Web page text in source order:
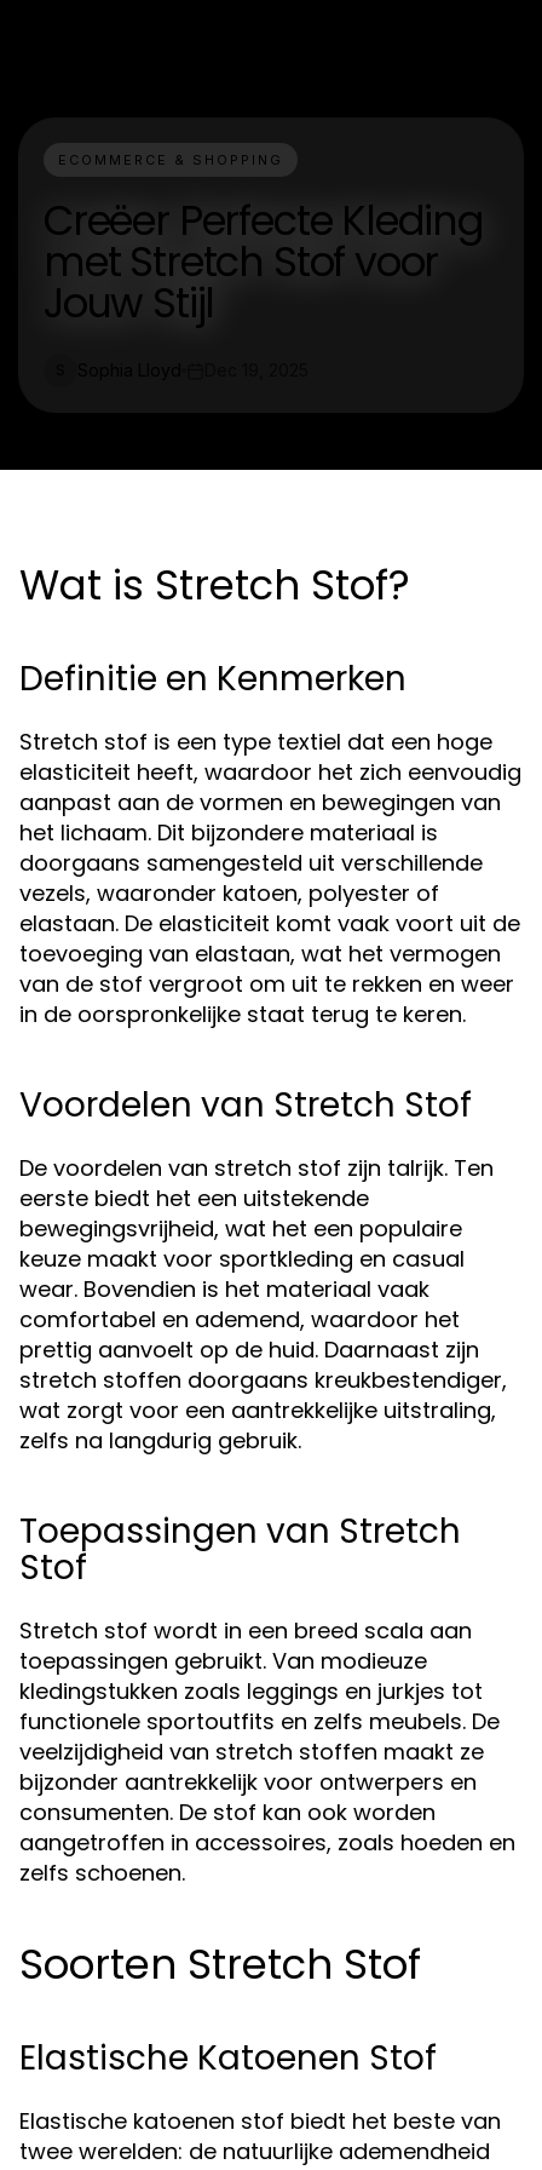
ECOMMERCE & SHOPPING
Creëer Perfecte Kleding
met Stretch Stof voor
Jouw Stijl
Wat is Stretch Stof?
Definitie en Kenmerken
Stretch stof is een type textiel dat een hoge
elasticiteit heeft, waardoor het zich eenvoudig
aanpast aan de vormen en bewegingen van
het lichaam. Dit bijzondere materiaal is
doorgaans samengesteld uit verschillende
vezels, waaronder katoen, polyester of
elastaan. De elasticiteit komt vaak voort uit de
toevoeging van elastaan, wat het vermogen
van de stof vergroot om uit te rekken en weer
in de oorspronkelijke staat terug te keren.
Voordelen van Stretch Stof
De voordelen van stretch stof zijn talrijk. Ten
eerste biedt het een uitstekende
bewegingsvrijheid, wat het een populaire
keuze maakt voor sportkleding en casual
wear. Bovendien is het materiaal vaak
comfortabel en ademend, waardoor het
prettig aanvoelt op de huid. Daarnaast zijn
stretch stoffen doorgaans kreukbestendiger,
wat zorgt voor een aantrekkelijke uitstraling,
zelfs na langdurig gebruik.
Toepassingen van Stretch
Stof
Stretch stof wordt in een breed scala aan
toepassingen gebruikt. Van modieuze
kledingstukken zoals leggings en jurkjes tot
functionele sportoutfits en zelfs meubels. De
veelzijdigheid van stretch stoffen maakt ze
bijzonder aantrekkelijk voor ontwerpers en
consumenten. De stof kan ook worden
aangetroffen in accessoires, zoals hoeden en
zelfs schoenen.
Soorten Stretch Stof
Elastische Katoenen Stof
Elastische katoenen stof biedt het beste van
twee werelden: de natuurlijke ademendheid